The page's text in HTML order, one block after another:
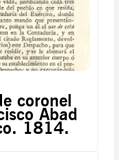
coronel
Abad
1814.